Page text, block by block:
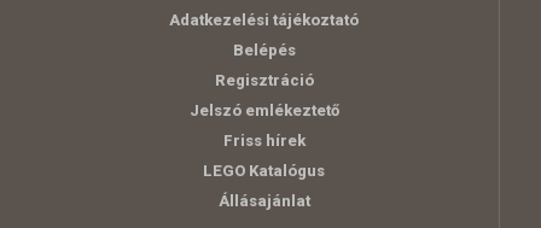
Adatkezelési tájékoztató
Belépés
Regisztráció
Jelszó emlékeztető
Friss hírek
LEGO Katalógus
Állásajánlat